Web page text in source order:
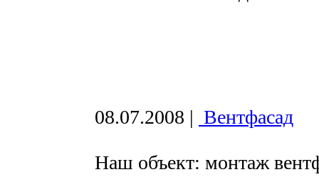
08.07.2008 | Вентфасад
Наш объект: монтаж